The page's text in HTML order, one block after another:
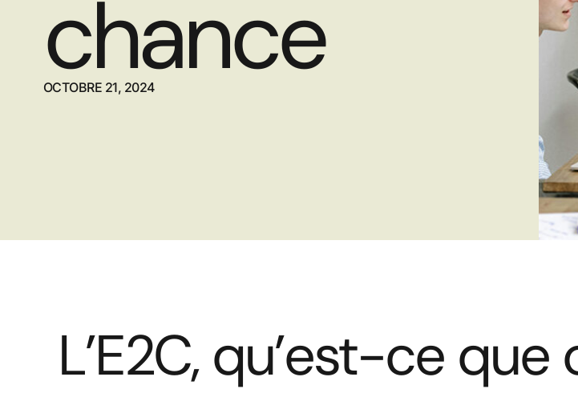
chance
OCTOBRE 21, 2024
L’E2C, qu’est-ce que